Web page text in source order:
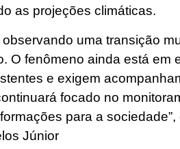
as projeções climáticas.
observando uma transição
O fenômeno ainda está em
e exigem
focado no
para a
Júnior